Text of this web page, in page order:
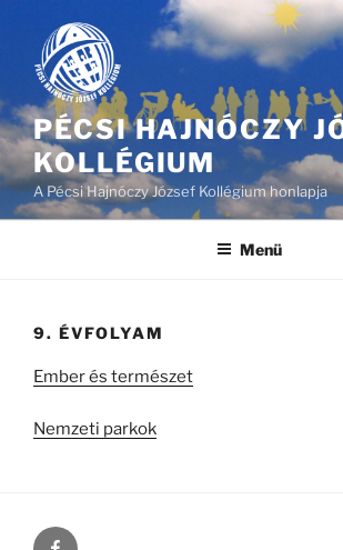
PÉCSI HAJNÓCZY
KOLLÉGIUM
A Pécsi Hajnóczy József Kollégium honlapja
Menü
9. ÉVFOLYAM
Ember és természet
Nemzeti parkok
Facebook